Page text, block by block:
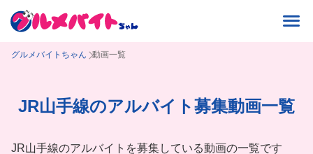
グルメバイトちゃん 動画一覧
JR山手線のアルバイト募集動画一覧
JR山手線のアルバイトを募集している動画の一覧です